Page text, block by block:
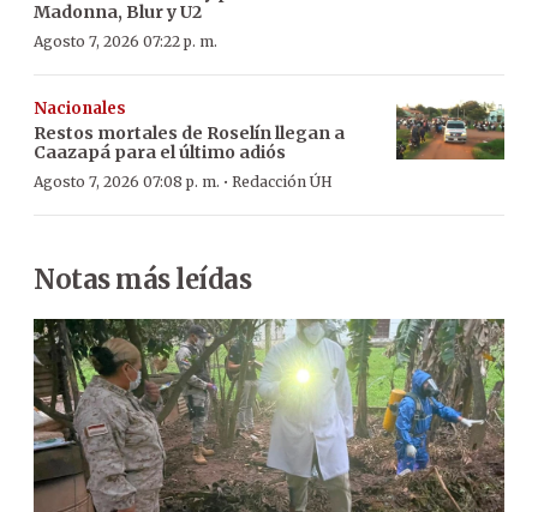
Madonna, Blur y U2
Agosto 7, 2026 07:22 p. m.
Nacionales
Restos mortales de Roselín llegan a
Caazapá para el último adiós
Agosto 7, 2026 07:08 p. m. · Redacción ÚH
Notas más leídas